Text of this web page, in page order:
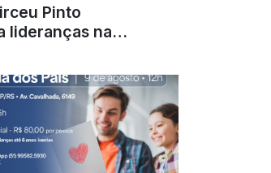
Pinto
lideranças na
Público